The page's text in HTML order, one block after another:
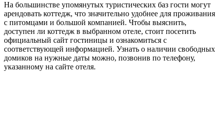
На большинстве упомянутых туристических баз гости могут
арендовать коттедж, что значительно удобнее для проживания
с питомцами и большой компанией. Чтобы выяснить,
доступен ли коттедж в выбранном отеле, стоит посетить
официальный сайт гостиницы и ознакомиться с
соответствующей информацией. Узнать о наличии свободных
домиков на нужные даты можно, позвонив по телефону,
указанному на сайте отеля.